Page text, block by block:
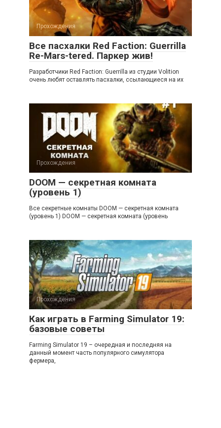
Прохождения
Все пасхалки Red Faction: Guerrilla
Re-Mars-tered. Паркер жив!
Разработчики Red Faction: Guerrilla из студии Volition
очень любят оставлять пасхалки, ссылающиеся на их
Прохождения
DOOM — секретная комната
(уровень 1)
Все секретные комнаты DOOM — секретная комната
(уровень 1) DOOM — секретная комната (уровень
Прохождения
Как играть в Farming Simulator 19:
базовые советы
Farming Simulator 19 – очередная и последняя на
данный момент часть популярного симулятора
фермера,